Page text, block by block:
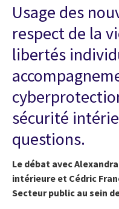
Usage des
respect de la
libertés
sécurité
questions.
Le débat avec
intérieure et Cédric
Secteur public ​​au sein